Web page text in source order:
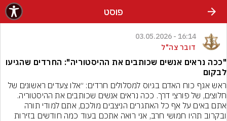
פוסט
16:14 - 03.05.2026
דובר צה"ל
"ככה נראים אנשים שכותבים את ההיסטוריה": החרדים שהגיעו
לבקום
ובקרוב תהיו חמושי חרב, אני רואה אתכם בעוד כמה חודשים בזירות